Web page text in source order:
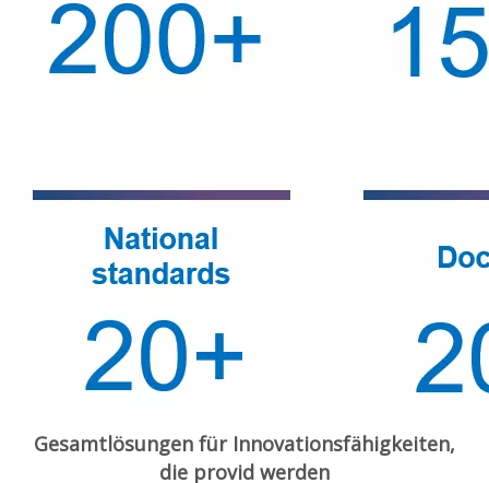
Gesamtlösungen für Innovationsfähigkeiten,
die provid werden